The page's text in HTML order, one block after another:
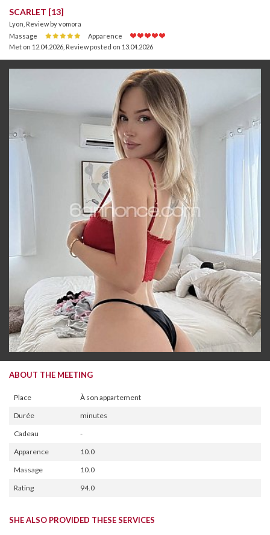
SCARLET [13]
Lyon, Review by vomora
Massage
Apparence
Met on 12.04.2026 Review posted on 13.04.2026
ABOUT THE MEETING
Place
À son appartement
Durée
minutes
Cadeau
-
Apparence
10.0
Massage
10.0
Rating
94.0
SHE ALSO PROVIDED THESE SERVICES